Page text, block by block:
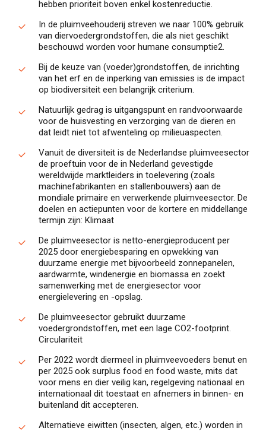
hebben prioriteit boven enkel kostenreductie.
In de pluimveehouderij streven we naar 100% gebruik
van diervoedergrondstoffen, die als niet geschikt
beschouwd worden voor humane consumptie2.
Bij de keuze van (voeder)grondstoffen, de inrichting
van het erf en de inperking van emissies is de impact
op biodiversiteit een belangrijk criterium.
Natuurlijk gedrag is uitgangspunt en randvoorwaarde
voor de huisvesting en verzorging van de dieren en
dat leidt niet tot afwenteling op milieuaspecten.
Vanuit de diversiteit is de Nederlandse pluimveesector
de proeftuin voor de in Nederland gevestigde
wereldwijde marktleiders in toelevering (zoals
machinefabrikanten en stallenbouwers) aan de
mondiale primaire en verwerkende pluimveesector. De
doelen en actiepunten voor de kortere en middellange
termijn zijn: Klimaat
De pluimveesector is netto-energieproducent per
2025 door energiebesparing en opwekking van
duurzame energie met bijvoorbeeld zonnepanelen,
aardwarmte, windenergie en biomassa en zoekt
samenwerking met de energiesector voor
energielevering en -opslag.
De pluimveesector gebruikt duurzame
voedergrondstoffen, met een lage CO2-footprint.
Circulariteit
Per 2022 wordt diermeel in pluimveevoeders benut en
per 2025 ook surplus food en food waste, mits dat
voor mens en dier veilig kan, regelgeving nationaal en
internationaal dit toestaat en afnemers in binnen- en
buitenland dit accepteren.
Alternatieve eiwitten (insecten, algen, etc.) worden in